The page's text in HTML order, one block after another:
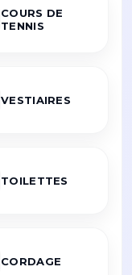
COURS DE
TENNIS
VESTIAIRES
TOILETTES
CORDAGE